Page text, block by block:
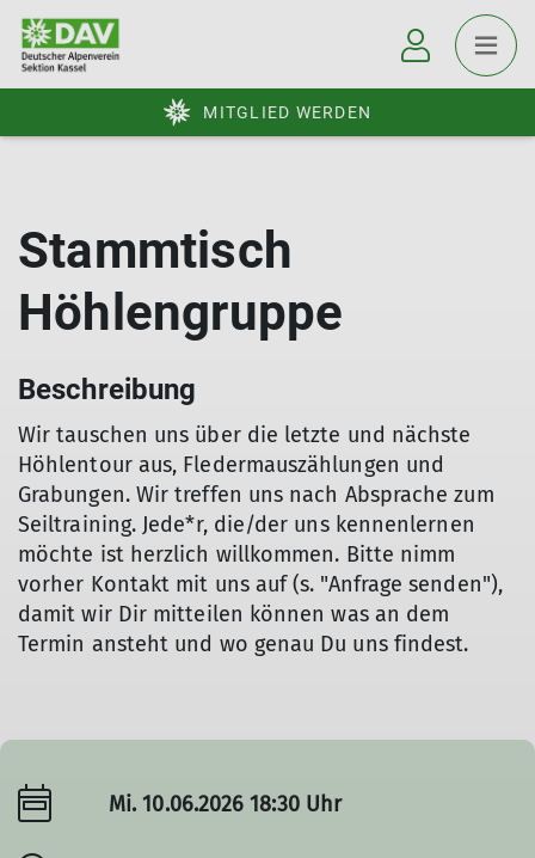
MITGLIED WERDEN
Stammtisch
Höhlengruppe
Beschreibung
Wir tauschen uns über die letzte und nächste
Höhlentour aus, Fledermauszählungen und
Grabungen. Wir treffen uns nach Absprache zum
Seiltraining. Jede*r, die/der uns kennenlernen
möchte ist herzlich willkommen. Bitte nimm
vorher Kontakt mit uns auf (s. "Anfrage senden"),
damit wir Dir mitteilen können was an dem
Termin ansteht und wo genau Du uns findest.
Mi. 10.06.2026 18:30 Uhr